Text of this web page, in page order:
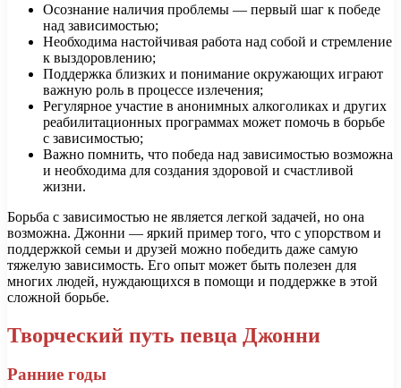
Осознание наличия проблемы — первый шаг к победе
над зависимостью;
Необходима настойчивая работа над собой и стремление
к выздоровлению;
Поддержка близких и понимание окружающих играют
важную роль в процессе излечения;
Регулярное участие в анонимных алкоголиках и других
реабилитационных программах может помочь в борьбе
с зависимостью;
Важно помнить, что победа над зависимостью возможна
и необходима для создания здоровой и счастливой
жизни.
Борьба с зависимостью не является легкой задачей, но она
возможна. Джонни — яркий пример того, что с упорством и
поддержкой семьи и друзей можно победить даже самую
тяжелую зависимость. Его опыт может быть полезен для
многих людей, нуждающихся в помощи и поддержке в этой
сложной борьбе.
Творческий путь певца Джонни
Ранние годы